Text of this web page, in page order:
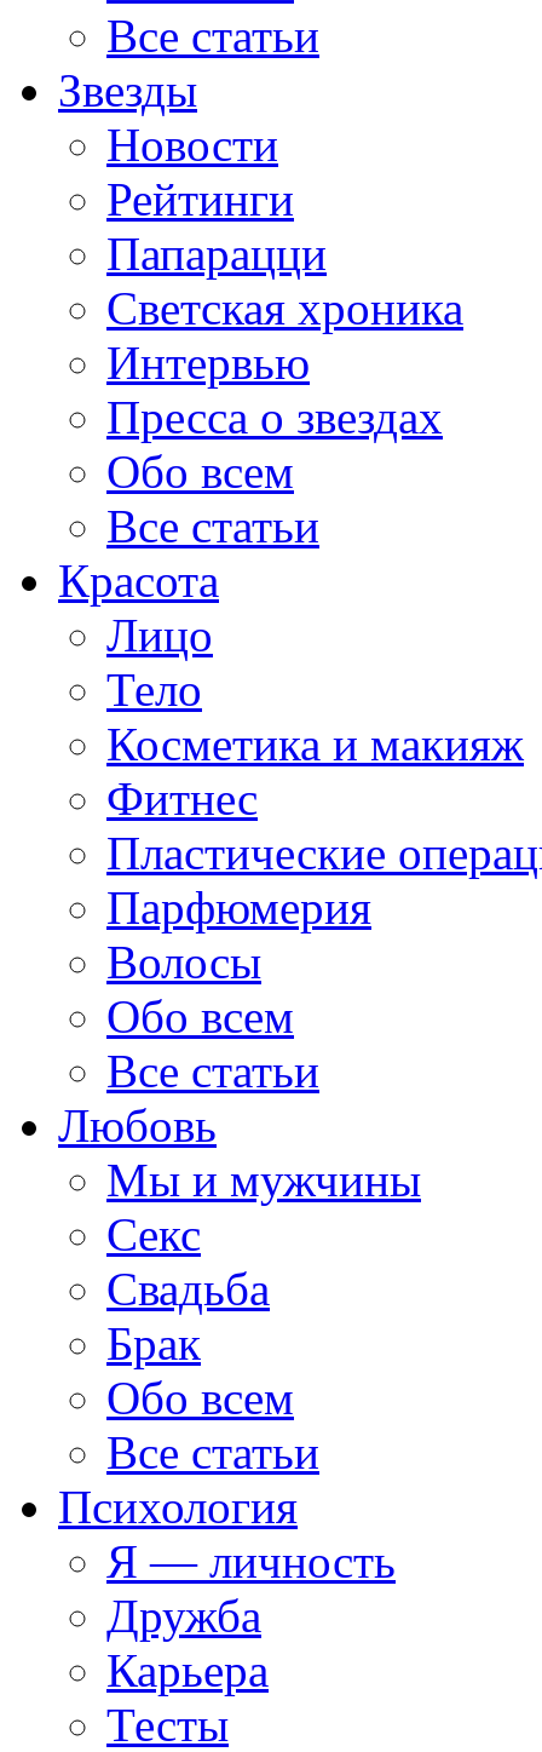
Все статьи
Звезды
Новости
Рейтинги
Папарацци
Светская хроника
Интервью
Пресса о звездах
Обо всем
Все статьи
Красота
Лицо
Тело
Косметика и макияж
Фитнес
Пластические
Парфюмерия
Волосы
Обо всем
Все статьи
Любовь
Мы и мужчины
Секс
Свадьба
Брак
Обо всем
Все статьи
Психология
Я — личность
Дружба
Карьера
Тесты